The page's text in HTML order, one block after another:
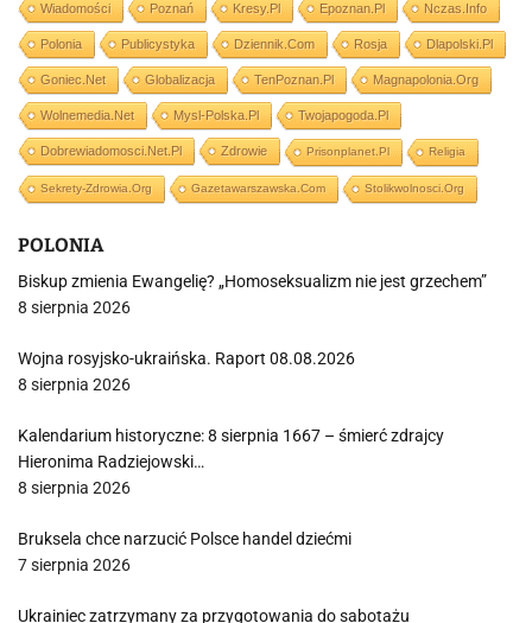
Wiadomości Poznań Kresy.pl Epoznan.pl Nczas.info
Polonia Publicystyka Dziennik.com Rosja Dlapolski.pl
Goniec.net Globalizacja TenPoznan.pl Magnapolonia.org
Wolnemedia.net Mysl-Polska.pl Twojapogoda.pl
Dobrewiadomosci.net.pl Zdrowie Prisonplanet.pl Religia
Sekrety-Zdrowia.org Gazetawarszawska.com Stolikwolnosci.org
POLONIA
Biskup zmienia Ewangelię? „Homoseksualizm nie jest grzechem”
8 sierpnia 2026
Wojna rosyjsko-ukraińska. Raport 08.08.2026
8 sierpnia 2026
Kalendarium historyczne: 8 sierpnia 1667 – śmierć zdrajcy
Hieronima Radziejowski…
8 sierpnia 2026
Bruksela chce narzucić Polsce handel dziećmi
7 sierpnia 2026
Ukrainiec zatrzymany za przygotowania do sabotażu